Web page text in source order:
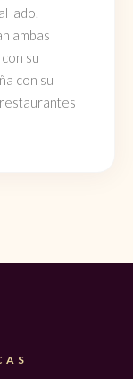
lado.
ambas
su
con su